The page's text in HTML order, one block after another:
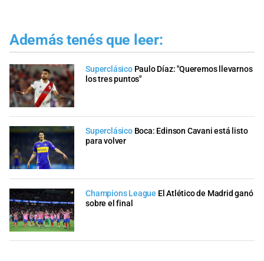
Además tenés que leer:
Superclásico Paulo Díaz: "Queremos llevarnos
los tres puntos"
Superclásico Boca: Edinson Cavani está listo
para volver
Champions League El Atlético de Madrid ganó
sobre el final